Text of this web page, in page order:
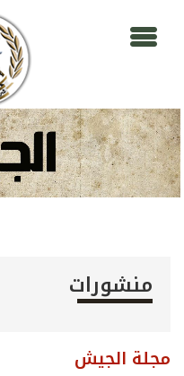
منشورات
مجلة الجيش